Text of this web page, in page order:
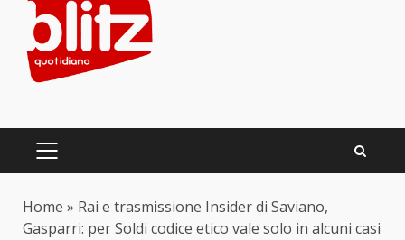
content
PRIMARY
Home » Rai e trasmissione Insider di Saviano,
Gasparri: per Soldi codice etico vale solo in alcuni casi